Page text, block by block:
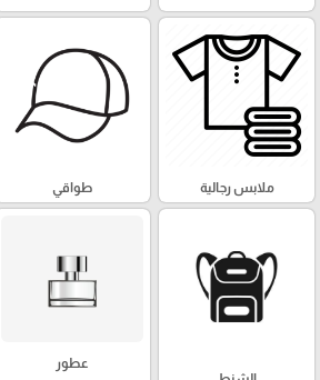
ملابس رجالية طواقي
عطور